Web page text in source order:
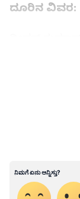
ದೂರಿನ ವಿವರ:
ಲಕ್ಷಕ್ಕೆ ಬೇಡಿಕೆ
ರೋಗಿ ಎಂದು